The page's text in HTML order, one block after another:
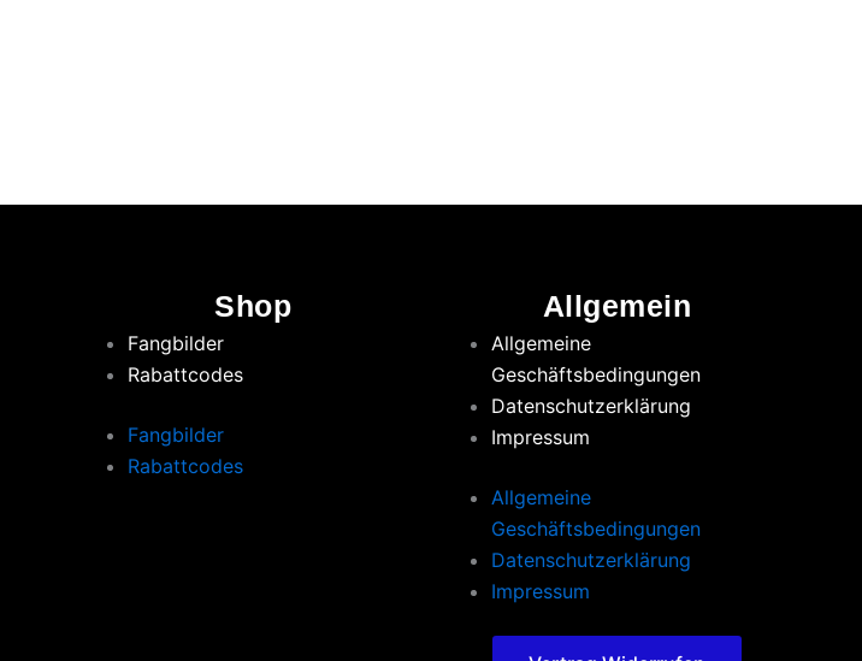
Shop
Fangbilder
Rabattcodes
Fangbilder
Rabattcodes
Allgemein
Allgemeine
Geschäftsbedingungen
Datenschutzerklärung
Impressum
Allgemeine
Geschäftsbedingungen
Datenschutzerklärung
Impressum